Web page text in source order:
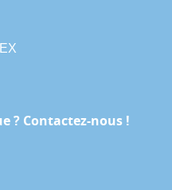
? Contactez-nous !